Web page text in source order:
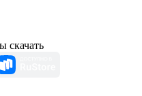
скачать